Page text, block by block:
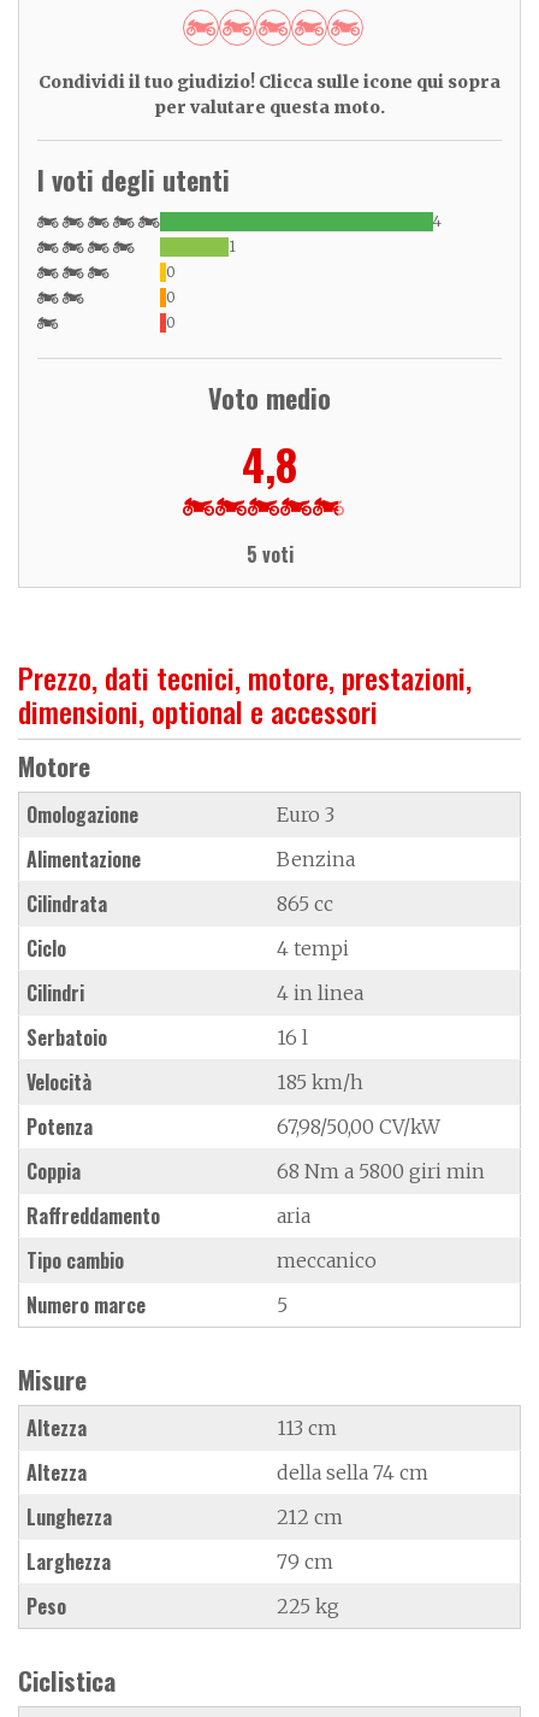
Condividi il tuo giudizio! Clicca sulle icone qui sopra
per valutare questa moto.
I voti degli utenti
4
1
0
0
0
Voto medio
4,8
5 voti
Prezzo, dati tecnici, motore, prestazioni,
dimensioni, optional e accessori
Motore
Omologazione Euro 3
Alimentazione Benzina
Cilindrata 865 cc
Ciclo 4 tempi
Cilindri 4 in linea
Serbatoio 16 l
Velocità 185 km/h
Potenza 67,98/50,00 CV/kW
Coppia 68 Nm a 5800 giri min
Raffreddamento aria
Tipo cambio meccanico
Numero marce 5
Misure
Altezza 113 cm
Altezza della sella 74 cm
Lunghezza 212 cm
Larghezza 79 cm
Peso 225 kg
Ciclistica